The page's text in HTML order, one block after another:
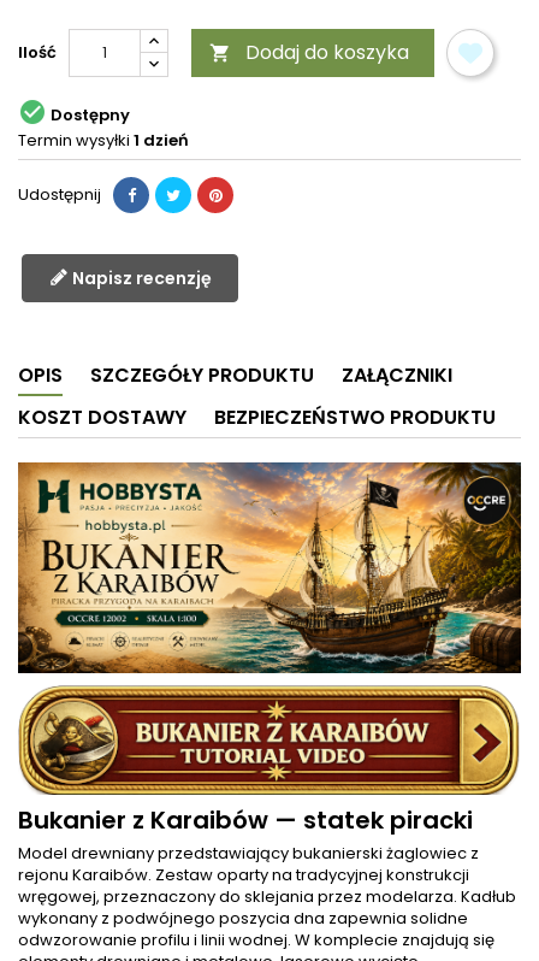
Ilość  Dodaj do koszyka
 Dostępny
Termin wysyłki 1 dzień
Udostępnij
Napisz recenzję
OPIS SZCZEGÓŁY PRODUKTU
ZAŁĄCZNIKI
KOSZT DOSTAWY
BEZPIECZEŃSTWO PRODUKTU
Bukanier z Karaibów — statek piracki
Model drewniany przedstawiający bukanierski żaglowiec z
rejonu Karaibów. Zestaw oparty na tradycyjnej konstrukcji
wręgowej, przeznaczony do sklejania przez modelarza. Kadłub
wykonany z podwójnego poszycia dna zapewnia solidne
odwzorowanie profilu i linii wodnej. W komplecie znajdują się